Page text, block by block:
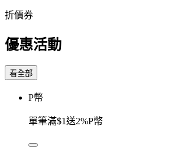
折價券
優惠活動
看全部
P幣
單筆滿$1送2%P幣